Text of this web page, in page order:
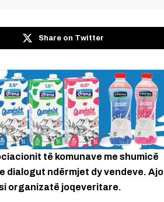
Share on Twitter
të komunave me shumicë
dialogut ndërmjet dy vendeve. Ajo
organizatë joqeveritare.